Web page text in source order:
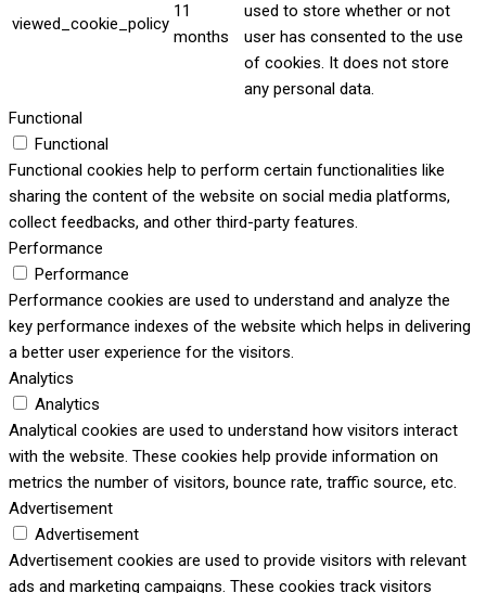
viewed_cookie_policy
11
months
used to store whether or not
user has consented to the use
of cookies. It does not store
any personal data.
Functional
Functional
Functional cookies help to perform certain functionalities like
sharing the content of the website on social media platforms,
collect feedbacks, and other third-party features.
Performance
Performance
Performance cookies are used to understand and analyze the
key performance indexes of the website which helps in delivering
a better user experience for the visitors.
Analytics
Analytics
Analytical cookies are used to understand how visitors interact
with the website. These cookies help provide information on
metrics the number of visitors, bounce rate, traffic source, etc.
Advertisement
Advertisement
Advertisement cookies are used to provide visitors with relevant
ads and marketing campaigns. These cookies track visitors